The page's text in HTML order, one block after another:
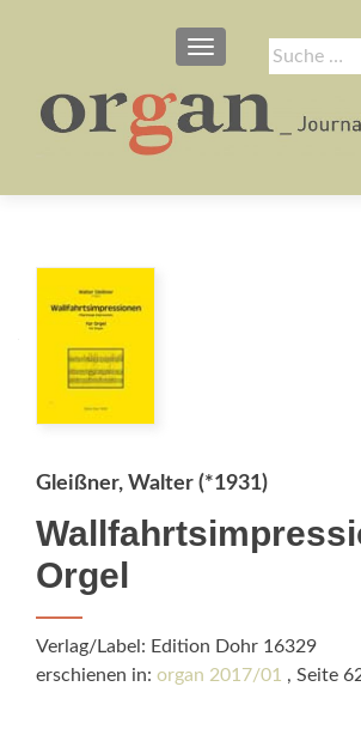
Suche
nach:
SCHALTE
Gleißner, Walter (*1931)
Orgel
Verlag/Label: Edition Dohr 16329
erschienen in: organ 2017/01 , Seite